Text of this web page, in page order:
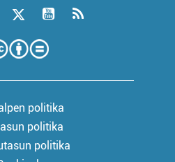
politika
politika
politika